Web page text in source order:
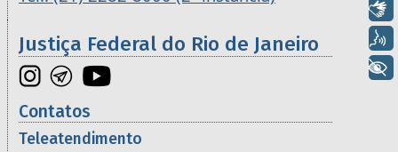
Justiça Federal do Rio de Janeiro
Contatos
Teleatendimento